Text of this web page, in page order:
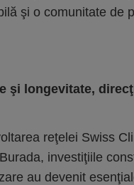
şi o comunitate de
şi longevitate,
reţelei Swiss
investiţiile
au devenit